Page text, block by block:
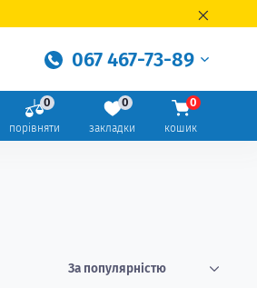
067 467-73-89
порівняти
0
закладки
0
кошик
0